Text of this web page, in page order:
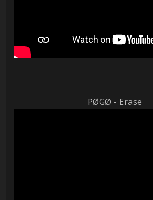
PØGØ - Erase